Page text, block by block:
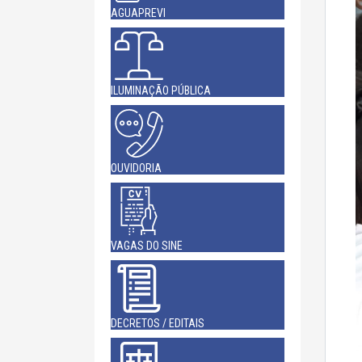
AGUAPREVI
ILUMINAÇÃO PÚBLICA
OUVIDORIA
VAGAS DO SINE
DECRETOS / EDITAIS